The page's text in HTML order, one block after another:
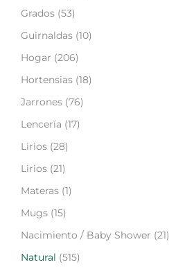
Grados (53)
Guirnaldas (10)
Hogar (206)
Hortensias (18)
Jarrones (76)
Lencería (17)
Lirios (28)
Lirios (21)
Materas (1)
Mugs (15)
Nacimiento / Baby Shower (21)
Natural (515)